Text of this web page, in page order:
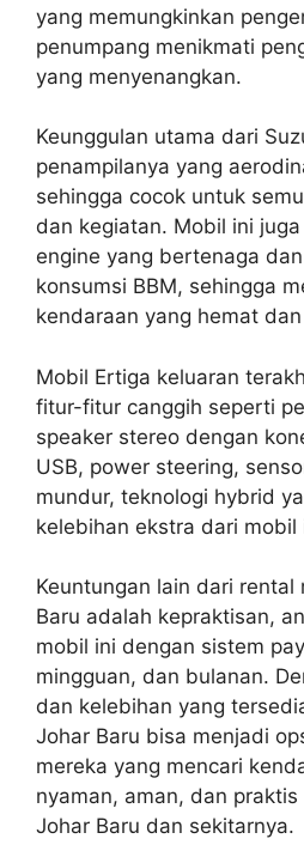
yang memungkinkan
penumpang menikmati
yang menyenangkan.
Keunggulan utama dari
penampilanya yang
sehingga cocok untuk
dan kegiatan. Mobil ini
engine yang bertenaga
konsumsi BBM, sehingga
kendaraan yang hemat
Mobil Ertiga keluaran
fitur-fitur canggih seperti
speaker stereo dengan
USB, power steering,
mundur, teknologi hybrid
kelebihan ekstra dari mobil
Keuntungan lain dari rental
Baru adalah kepraktisan,
mobil ini dengan sistem
mingguan, dan bulanan.
dan kelebihan yang
Johar Baru bisa menjadi
mereka yang mencari
nyaman, aman, dan
Johar Baru dan sekitarnya.